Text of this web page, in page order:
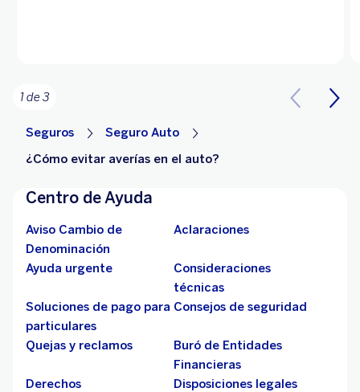
1 de 3
Seguros
Seguro Auto
¿Cómo evitar averías en el auto?
Centro de Ayuda
Aviso Cambio de
Denominación
Aclaraciones
Ayuda urgente
Consideraciones
técnicas
Soluciones de pago para
particulares
Consejos de seguridad
Quejas y reclamos
Buró de Entidades
Financieras
Derechos
Disposiciones legales